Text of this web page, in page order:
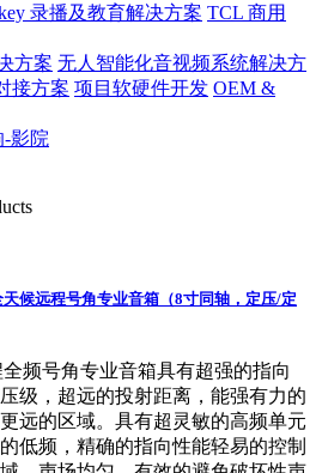
录播及教育解决方案 TCL 商用
方案 无人智能化音视频系统解决方
接方案 项目软硬件开发 OEM &
影院
候远程号角专业音箱（8寸同轴，定压/定
频号角专业音箱具有超强的指向
级，超远的投射距离，能强有力的
远的区域。具有超灵敏的高频单元
低频，精确的指向性能轻易的控制